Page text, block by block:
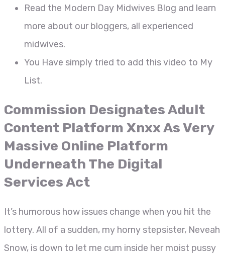
Read the Modern Day Midwives Blog and learn
more about our bloggers, all experienced
midwives.
You Have simply tried to add this video to My
List.
Commission Designates Adult
Content Platform Xnxx As Very
Massive Online Platform
Underneath The Digital
Services Act
It’s humorous how issues change when you hit the
lottery. All of a sudden, my horny stepsister, Neveah
Snow, is down to let me cum inside her moist pussy